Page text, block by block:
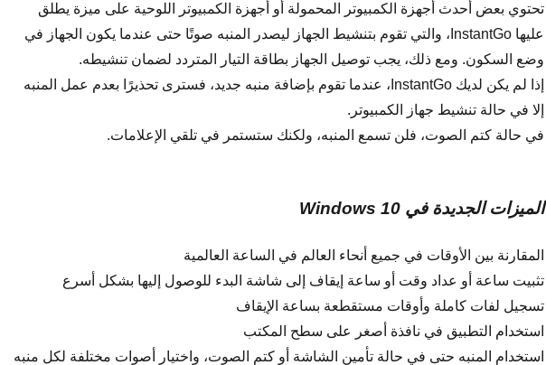
تحتوي بعض أحدث أجهزة الكمبيوتر المحمولة أو أجهزة الكمبيوتر اللوحية على ميزة يطلق
عليها InstantGo، والتي تقوم بتنشيط الجهاز ليصدر المنبه صوتًا حتى عندما يكون الجهاز في
وضع السكون. ومع ذلك، يجب توصيل الجهاز بطاقة التيار المتردد لضمان تنشيطه.
إذا لم يكن لديك InstantGo، عندما تقوم بإضافة منبه جديد، فسترى تحذيرًا بعدم عمل المنبه
إلا في حالة تنشيط جهاز الكمبيوتر.
في حالة كتم الصوت، فلن تسمع المنبه، ولكنك ستستمر في تلقي الإعلامات.
الميزات الجديدة في Windows 10
‏‫المقارنة بين الأوقات في جميع أنحاء العالم في الساعة العالمية
تثبيت ساعة أو عداد وقت أو ساعة إيقاف إلى شاشة البدء للوصول إليها بشكل أسرع
تسجيل لفات كاملة وأوقات مستقطعة بساعة الإيقاف
استخدام التطبيق في نافذة أصغر على سطح المكتب
استخدام المنبه حتى في حالة تأمين الشاشة أو كتم الصوت، واختيار أصوات مختلفة لكل منبه